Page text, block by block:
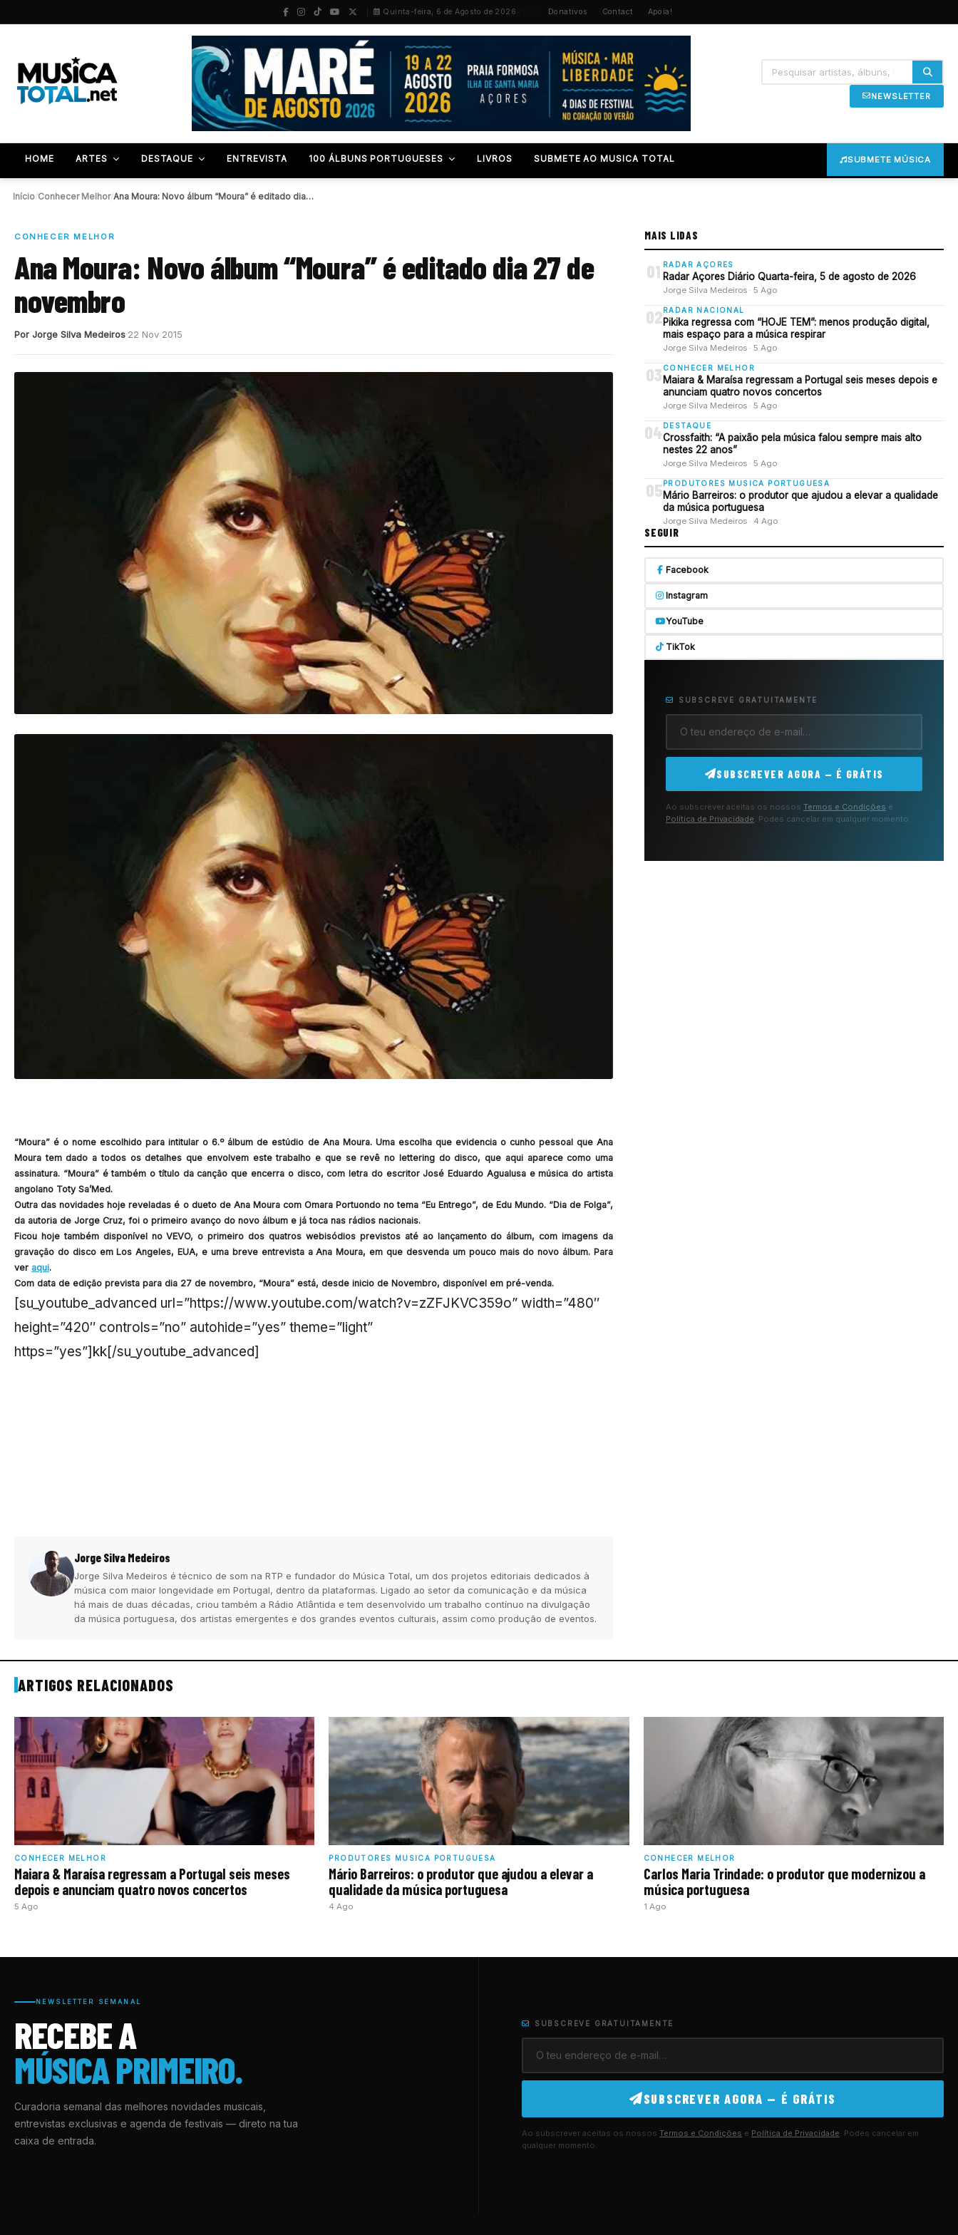
Quinta-feira, 6 de Agosto de 2026 Donativos Contact Apoia!
NEWSLETTER
HOME ARTES DESTAQUE ENTREVISTA 100 ÁLBUNS PORTUGUESES LIVROS SUBMETE AO MUSICA TOTAL SUBMETE MÚSICA
Início Conhecer Melhor/ Ana Moura: Novo álbum “Moura” é editado dia…
CONHECER MELHOR
Ana Moura: Novo álbum “Moura” é editado dia 27 de
novembro
Por Jorge Silva Medeiros 22 Nov 2015
“Moura” é o nome escolhido para intitular o 6.º álbum de estúdio de Ana Moura. Uma escolha que evidencia o cunho pessoal que Ana
Moura tem dado a todos os detalhes que envolvem este trabalho e que se revê no lettering do disco, que aqui aparece como uma
assinatura. “Moura” é também o título da canção que encerra o disco, com letra do escritor José Eduardo Agualusa e música do artista
angolano Toty Sa’Med.
Outra das novidades hoje reveladas é o dueto de Ana Moura com Omara Portuondo no tema “Eu Entrego”, de Edu Mundo. “Dia de Folga”,
da autoria de Jorge Cruz, foi o primeiro avanço do novo álbum e já toca nas rádios nacionais.
Ficou hoje também disponível no VEVO, o primeiro dos quatros webisódios previstos até ao lançamento do álbum, com imagens da
gravação do disco em Los Angeles, EUA, e uma breve entrevista a Ana Moura, em que desvenda um pouco mais do novo álbum. Para
ver aqui.
Com data de edição prevista para dia 27 de novembro, “Moura” está, desde inicio de Novembro, disponível em pré-venda.
[su_youtube_advanced url=”https://www.youtube.com/watch?v=zZFJKVC359o” width=”480″
height=”420″ controls=”no” autohide=”yes” theme=”light”
https=”yes”]kk[/su_youtube_advanced]
Jorge Silva Medeiros
Jorge Silva Medeiros é técnico de som na RTP e fundador do Música Total, um dos projetos editoriais dedicados à
música com maior longevidade em Portugal, dentro da plataformas. Ligado ao setor da comunicação e da música
há mais de duas décadas, criou também a Rádio Atlântida e tem desenvolvido um trabalho contínuo na divulgação
da música portuguesa, dos artistas emergentes e dos grandes eventos culturais, assim como produção de eventos.
MAIS LIDAS
01 RADAR AÇORES
Radar Açores Diário Quarta-feira, 5 de agosto de 2026
Jorge Silva Medeiros · 5 Ago
02 RADAR NACIONAL
Pikika regressa com “HOJE TEM”: menos produção digital,
mais espaço para a música respirar
Jorge Silva Medeiros · 5 Ago
03 CONHECER MELHOR
Maiara & Maraísa regressam a Portugal seis meses depois e
anunciam quatro novos concertos
Jorge Silva Medeiros · 5 Ago
04DESTAQUE
Crossfaith: “A paixão pela música falou sempre mais alto
nestes 22 anos”
Jorge Silva Medeiros · 5 Ago
05 PRODUTORES MUSICA PORTUGUESA
Mário Barreiros: o produtor que ajudou a elevar a qualidade
da música portuguesa
Jorge Silva Medeiros · 4 Ago
SEGUIR
Facebook
Instagram
YouTube
TikTok
SUBSCREVE GRATUITAMENTE
SUBSCREVER AGORA — É GRÁTIS
Ao subscrever aceitas os nossos Termos e Condições e
Política de Privacidade . Podes cancelar em qualquer momento.
ARTIGOS RELACIONADOS
CONHECER MELHOR
Maiara & Maraísa regressam a Portugal seis meses
depois e anunciam quatro novos concertos
5 Ago
PRODUTORES MUSICA PORTUGUESA
Mário Barreiros: o produtor que ajudou a elevar a
qualidade da música portuguesa
4 Ago
CONHECER MELHOR
Carlos Maria Trindade: o produtor que modernizou a
música portuguesa
1 Ago
NEWSLETTER SEMANAL
RECEBE A
MÚSICA PRIMEIRO.
Curadoria semanal das melhores novidades musicais,
entrevistas exclusivas e agenda de festivais — direto na tua
caixa de entrada.
SUBSCREVE GRATUITAMENTE
SUBSCREVER AGORA — É GRÁTIS
Ao subscrever aceitas os nossos Termos e Condições e Política de Privacidade . Podes cancelar em
qualquer momento.